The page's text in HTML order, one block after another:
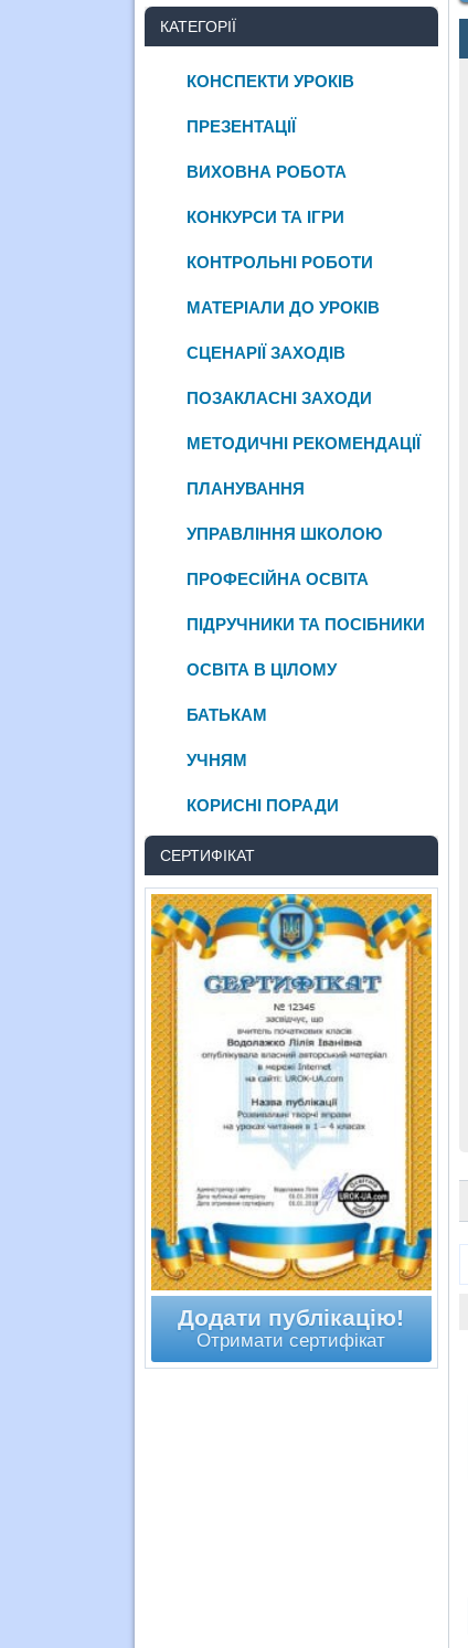
КАТЕГОРІЇ
КОНСПЕКТИ УРОКІВ
ПРЕЗЕНТАЦІЇ
ВИХОВНА РОБОТА
КОНКУРСИ ТА ІГРИ
КОНТРОЛЬНІ РОБОТИ
МАТЕРІАЛИ ДО УРОКІВ
СЦЕНАРІЇ ЗАХОДІВ
ПОЗАКЛАСНІ ЗАХОДИ
МЕТОДИЧНІ РЕКОМЕНДАЦІЇ
ПЛАНУВАННЯ
УПРАВЛІННЯ ШКОЛОЮ
ПРОФЕСІЙНА ОСВІТА
ПІДРУЧНИКИ ТА ПОСІБНИКИ
ОСВІТА В ЦІЛОМУ
БАТЬКАМ
УЧНЯМ
КОРИСНІ ПОРАДИ
СЕРТИФІКАТ
Додати публікацію!
Отримати сертифікат